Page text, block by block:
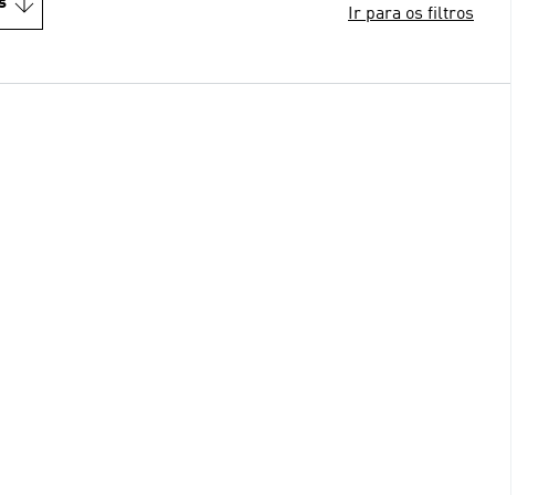
Ir para os filtros